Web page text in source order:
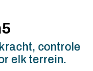
controle
elk terrein.